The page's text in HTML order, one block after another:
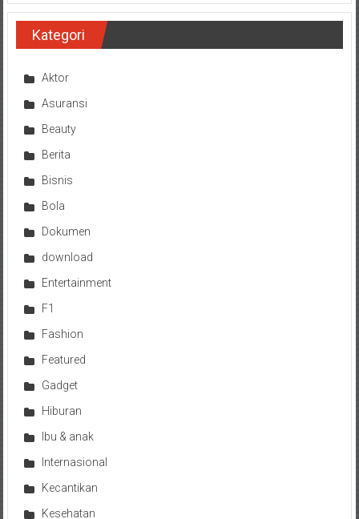
Kategori
Aktor
Asuransi
Beauty
Berita
Bisnis
Bola
Dokumen
download
Entertainment
F1
Fashion
Featured
Gadget
Hiburan
Ibu & anak
Internasional
Kecantikan
Kesehatan